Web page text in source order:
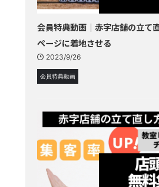
会員特典動画｜赤字店舗の立て
ページに着地させる
2023/9/26
会員特典動画